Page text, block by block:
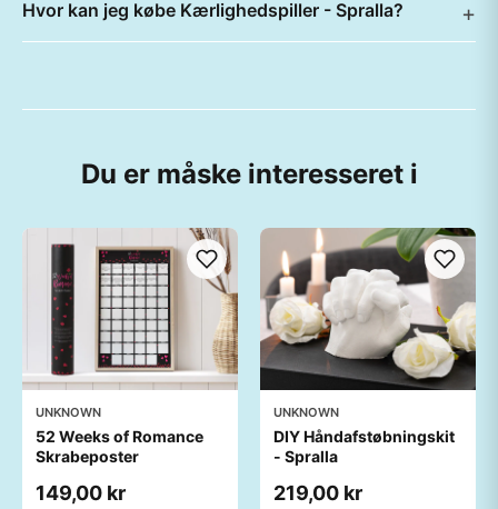
Hvor kan jeg købe Kærlighedspiller - Spralla?
Du er måske interesseret i
UNKNOWN
52 Weeks of Romance
Skrabeposter
149,00 kr
UNKNOWN
DIY Håndafstøbningskit
- Spralla
219,00 kr